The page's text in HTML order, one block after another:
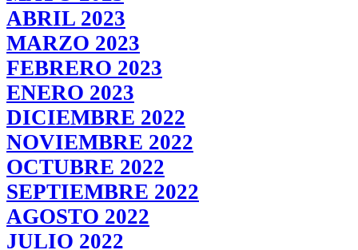
ABRIL 2023
MARZO 2023
FEBRERO 2023
ENERO 2023
DICIEMBRE 2022
NOVIEMBRE 2022
OCTUBRE 2022
SEPTIEMBRE 2022
AGOSTO 2022
JULIO 2022